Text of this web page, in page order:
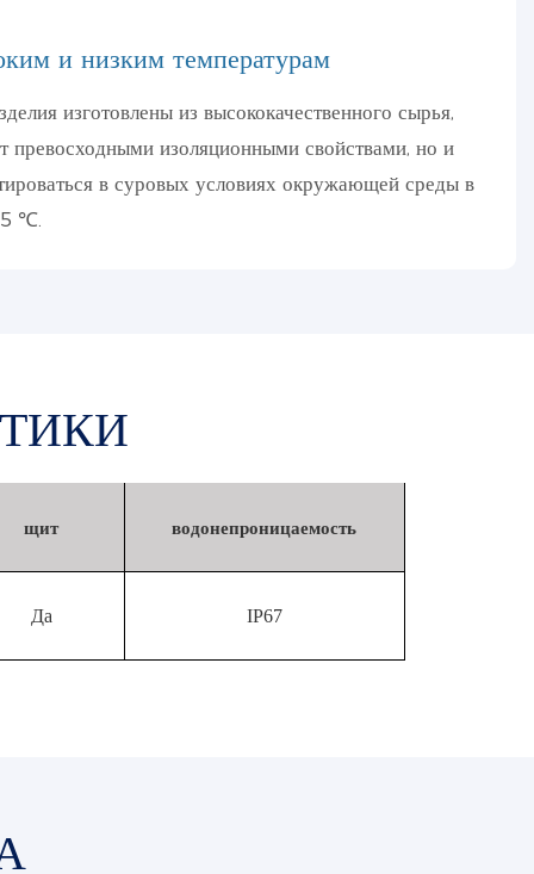
и низким температурам
изготовлены из высококачественного сырья,
превосходными изоляционными свойствами, но и
в суровых условиях окружающей среды в
℃.
щит водонепроницаемость
Да IP67